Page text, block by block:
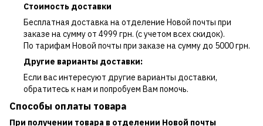
Стоимость доставки
Бесплатная доставка на отделение Новой почты при
заказе на сумму от 4999 грн. (с учетом всех скидок).
По тарифам Новой почты при заказе на сумму до 5000 грн.
Другие варианты доставки:
Если вас интересуют другие варианты доставки,
обратитесь к нам и попробуем Вам помочь.
Способы оплаты товара
При получении товара в отделении Новой почты